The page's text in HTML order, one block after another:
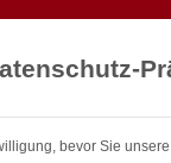
bevor Sie